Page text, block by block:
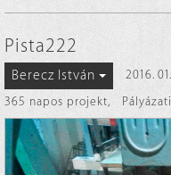
Pista222
Berecz István 2016.
365 napos projekt,